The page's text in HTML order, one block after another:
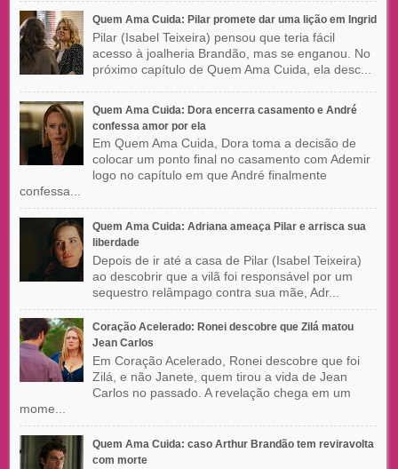
Quem Ama Cuida: Pilar promete dar uma lição em Ingrid
Pilar (Isabel Teixeira) pensou que teria fácil
acesso à joalheria Brandão, mas se enganou. No
próximo capítulo de Quem Ama Cuida, ela desc...
Quem Ama Cuida: Dora encerra casamento e André
confessa amor por ela
Em Quem Ama Cuida, Dora toma a decisão de
colocar um ponto final no casamento com Ademir
logo no capítulo em que André finalmente
confessa...
Quem Ama Cuida: Adriana ameaça Pilar e arrisca sua
liberdade
Depois de ir até a casa de Pilar (Isabel Teixeira)
ao descobrir que a vilã foi responsável por um
sequestro relâmpago contra sua mãe, Adr...
Coração Acelerado: Ronei descobre que Zilá matou
Jean Carlos
Em Coração Acelerado, Ronei descobre que foi
Zilá, e não Janete, quem tirou a vida de Jean
Carlos no passado. A revelação chega em um
mome...
Quem Ama Cuida: caso Arthur Brandão tem reviravolta
com morte